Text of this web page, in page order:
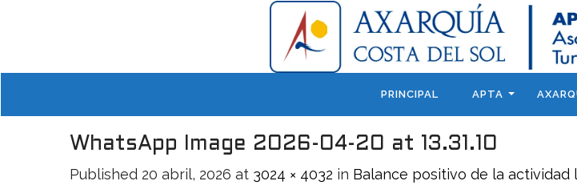
PRINCIPAL APTA
WhatsApp Image 2026-04-20 at 13.31.10
Published 20 abril, 2026 at 3024 × 4032 in Balance positivo de la